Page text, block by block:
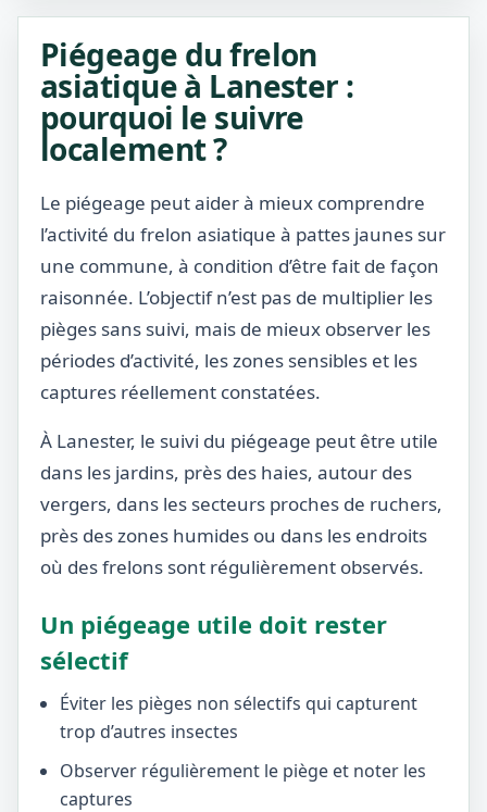
Piégeage du frelon
asiatique à Lanester :
pourquoi le suivre
localement ?
Le piégeage peut aider à mieux comprendre
l’activité du frelon asiatique à pattes jaunes sur
une commune, à condition d’être fait de façon
raisonnée. L’objectif n’est pas de multiplier les
pièges sans suivi, mais de mieux observer les
périodes d’activité, les zones sensibles et les
captures réellement constatées.
À Lanester, le suivi du piégeage peut être utile
dans les jardins, près des haies, autour des
vergers, dans les secteurs proches de ruchers,
près des zones humides ou dans les endroits
où des frelons sont régulièrement observés.
Un piégeage utile doit rester
sélectif
Éviter les pièges non sélectifs qui capturent
trop d’autres insectes
Observer régulièrement le piège et noter les
captures